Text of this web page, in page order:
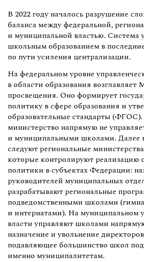
В 2022 году началось разрушение
баланса между федеральной,
и муниципальной властью. Система
школьным образованием в
по пути усиления централизации.
На федеральном уровне
в области образования возглавляет
просвещения. Оно формирует
политику в сфере образования и
образовательные стандарты
министерство напрямую не
и муниципальными школами. Далее
следуют региональные
которые контролируют реализацию
политики в субъектах Федерации:
руководителей муниципальных
разрабатывают региональные
подведомственными школами
и интернатами). На муниципальном
власти управляют школами
назначение и увольнение
подавляющее большинство школ
именно муниципалитетам.